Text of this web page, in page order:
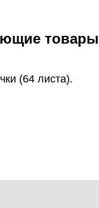
товары
(64 листа).